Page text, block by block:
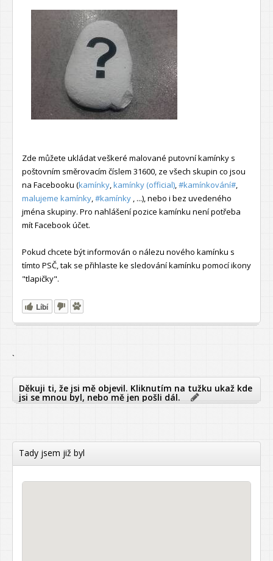
Zde můžete ukládat veškeré malované putovní kamínky s
poštovním směrovacím číslem 31600, ze všech skupin co jsou
na Facebooku (kamínky kamínky (official) #kamínkování#
malujeme kamínky #kamínky , ...), nebo i bez uvedeného
jména skupiny. Pro nahlášení pozice kamínku není potřeba
mít Facebook účet.
Pokud chcete být informován o nálezu nového kamínku s
tímto PSČ, tak se přihlaste ke sledování kamínku pomocí ikony
"tlapičky".
Líbí
`
Děkuji ti, že jsi mě objevil. Kliknutím na tužku ukaž kde
jsi se mnou byl, nebo mě jen pošli dál.
Tady jsem již byl